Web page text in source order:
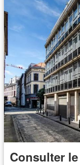
Consulter